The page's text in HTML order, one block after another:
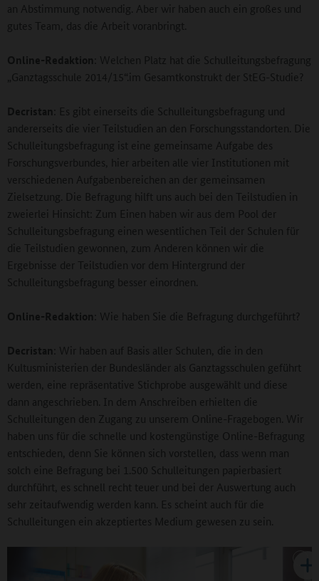
an Abstimmung notwendig. Aber wir haben auch ein großes und
gutes Team, das die Arbeit voranbringt.
Online-Redaktion : Welchen Platz hat die Schulleitungsbefragung
„Ganztagsschule 2014/15“.im Gesamtkonstrukt der StEG-Studie?
Decristan : Es gibt einerseits die Schulleitungsbefragung und
andererseits die vier Teilstudien an den Forschungsstandorten. Die
Schulleitungsbefragung ist eine gemeinsame Aufgabe des
Forschungsverbundes, hier arbeiten alle vier Institutionen mit
verschiedenen Aufgabenbereichen an der gemeinsamen
Zielsetzung. Die Befragung hilft uns auch bei den Teilstudien in
zweierlei Hinsicht: Zum Einen haben wir aus dem Pool der
Schulleitungsbefragung einen wesentlichen Teil der Schulen für
die Teilstudien gewonnen, zum Anderen können wir die
Ergebnisse der Teilstudien vor dem Hintergrund der
Schulleitungsbefragung besser einordnen.
Online-Redaktion : Wie haben Sie die Befragung durchgeführt?
Decristan : Wir haben auf Basis aller Schulen, die in den
Kultusministerien der Bundesländer als Ganztagsschulen geführt
werden, eine repräsentative Stichprobe ausgewählt und diese
dann angeschrieben. In dem Anschreiben erhielten die
Schulleitungen den Zugang zu unserem Online-Fragebogen. Wir
haben uns für die schnelle und kostengünstige Online-Befragung
entschieden, denn Sie können sich vorstellen, dass wenn man
solch eine Befragung bei 1.500 Schulleitungen papierbasiert
durchführt, es schnell recht teuer und bei der Auswertung auch
sehr zeitaufwendig werden kann. Es scheint auch für die
Schulleitungen ein akzeptiertes Medium gewesen zu sein.